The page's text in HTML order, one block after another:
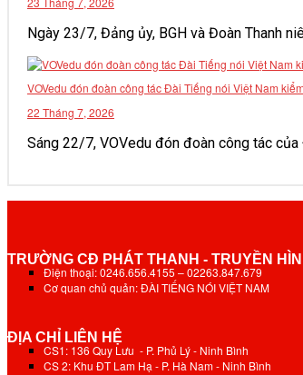
Ngày 23/7, Đảng ủy, BGH và Đoàn Thanh
VOVedu đón đoàn công tác Đài Tiếng nói Việt Nam
22 Tháng 7, 2026
Sáng 22/7, VOVedu đón đoàn công tác
TRƯỜNG CĐ PHÁT THANH - TRUYỀN
Điện thoại: 0246.656.4155 – 02263.847.679
Cơ quan chủ quản: ĐÀI TIẾNG NÓI VIỆT NAM
ĐỊA CHỈ LIÊN HỆ
CS1: 136 Quy Lưu - P. Phủ Lý - Ninh Bình
CS 2: Khu ĐT Lam Hạ - P. Hà Nam - Ninh Bình